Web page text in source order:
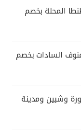
المحلة بخصم
السادات بخصم
وشبين ومدينة